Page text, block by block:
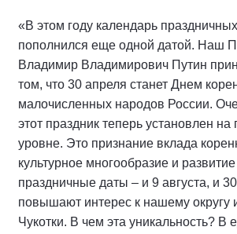
«В этом году календарь
пополнился еще одной датой. Наш
Владимир Владимирович Путин
том, что 30 апреля станет Днем
малочисленных народов России.
этот праздник теперь установлен на
уровне. Это признание вклада
культурное многообразие и
праздничные даты – и 9 августа, и
повышают интерес к нашему округу
Чукотки. В чем эта уникальность? В